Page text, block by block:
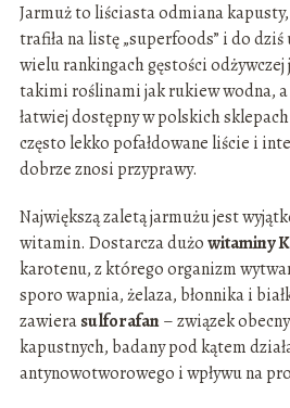
Jarmuż to liściasta odmiana
trafiła na listę „superfoods” i do
wielu rankingach gęstości
takimi roślinami jak rukiew wodna,
łatwiej dostępny w polskich
często lekko pofałdowane liście i
dobrze znosi przyprawy.
Największą zaletą jarmużu jest
witamin. Dostarcza dużowitaminy K
karotenu, z którego organizm
sporo wapnia, żelaza, błonnika i
zawierasulforafan– związek
kapustnych, badany pod kątem
antynowotworowego i wpływu na